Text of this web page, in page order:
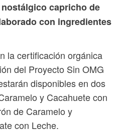
capricho de
con ingredientes
la certificación orgánica
del Proyecto Sin OMG
disponibles en dos
y Cacahuete con
de Caramelo y
con Leche.